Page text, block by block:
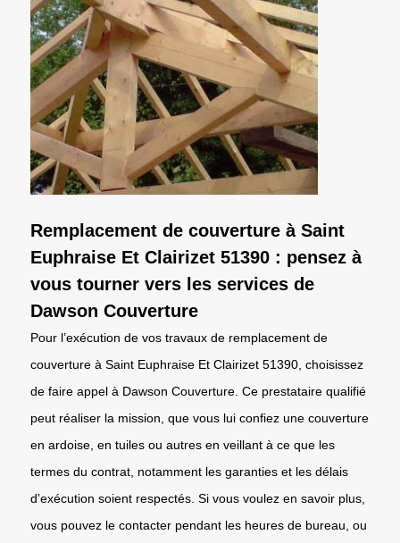
Remplacement de couverture à Saint
Euphraise Et Clairizet 51390 : pensez à
vous tourner vers les services de
Dawson Couverture
Pour l’exécution de vos travaux de remplacement de
couverture à Saint Euphraise Et Clairizet 51390, choisissez
de faire appel à Dawson Couverture. Ce prestataire qualifié
peut réaliser la mission, que vous lui confiez une couverture
en ardoise, en tuiles ou autres en veillant à ce que les
termes du contrat, notamment les garanties et les délais
d’exécution soient respectés. Si vous voulez en savoir plus,
vous pouvez le contacter pendant les heures de bureau, ou